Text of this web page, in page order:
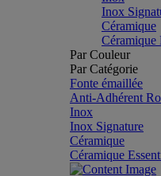
Inox
Céramique
Céramique
Par Couleur
Par Catégorie
Fonte émaillée
Anti-Adhérent
Inox
Inox Signature
Céramique
Céramique